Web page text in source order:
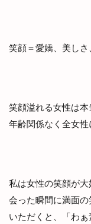
笑顔＝愛嬌、美し
笑顔溢れる女性は本
年齢関係なく全女性
私は女性の笑顔が大
会った瞬間に満面
いただくと、「わ